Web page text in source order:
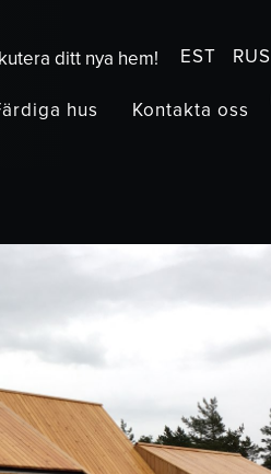
ditt nya hem! EST RUS
hus Kontakta oss